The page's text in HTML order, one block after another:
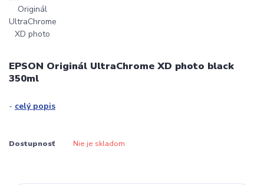
EPSON Originál UltraChrome XD photo black
350ml
- celý popis
Dostupnosť Nie je skladom